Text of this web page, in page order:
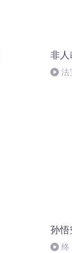
非人
法
孙悟
终